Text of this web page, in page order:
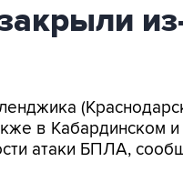
в Кабардинском
атаки БПЛА,